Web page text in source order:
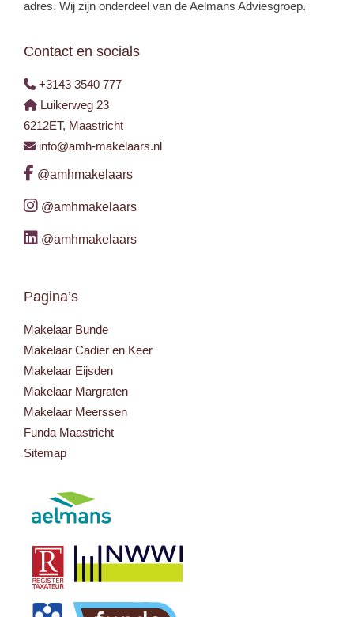
adres. Wij zijn onderdeel van de Aelmans Adviesgroep.
Contact en socials
+3143 3540 777
Luikerweg 23
6212ET, Maastricht
info@amh-makelaars.nl
@amhmakelaars
@amhmakelaars
@amhmakelaars
Pagina’s
Makelaar Bunde
Makelaar Cadier en Keer
Makelaar Eijsden
Makelaar Margraten
Makelaar Meerssen
Funda Maastricht
Sitemap